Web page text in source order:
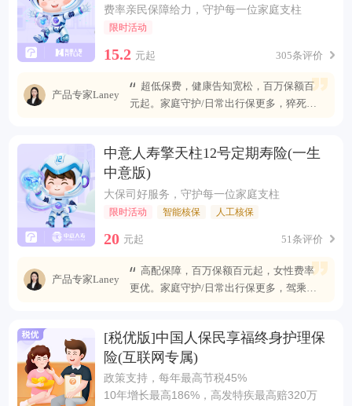
费率亲民保障给力，守护每一位家庭支柱
限时活动
15.2 元起 305条评价
产品专家Laney
超低保费，健康告知宽松，百万保额百
元起。家庭守护/日常出行保更多，猝死可
中意人寿擎天柱12号定期寿险(一生
中意版)
大保司好服务，守护每一位家庭支柱
限时活动 智能核保 人工核保
20 元起 51条评价
产品专家Laney
高配保障，百万保额百元起，女性费率
更优。家庭守护/日常出行保更多，驾乘自
[税优版]中国人保民享福终身护理保
险(互联网专属)
政策支持，每年最高节税45%
10年增长最高186%，高发特疾最高赔320万